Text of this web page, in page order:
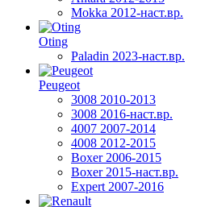
Mokka 2012-наст.вр.
Oting
Paladin 2023-наст.вр.
Peugeot
3008 2010-2013
3008 2016-наст.вр.
4007 2007-2014
4008 2012-2015
Boxer 2006-2015
Boxer 2015-наст.вр.
Expert 2007-2016